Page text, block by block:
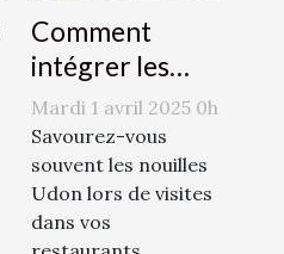
Comment
intégrer les
nouilles Udon
dans des plats
quotidiens
Mardi 1 avril 2025 0h
Savourez-vous
souvent les nouilles
Udon lors de visites
dans vos